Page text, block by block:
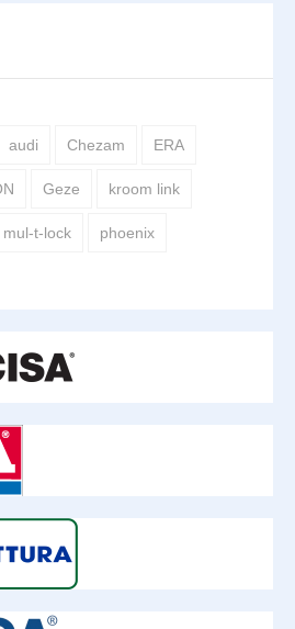
audi Chezam ERA
Geze kroom link
mul-t-lock phoenix